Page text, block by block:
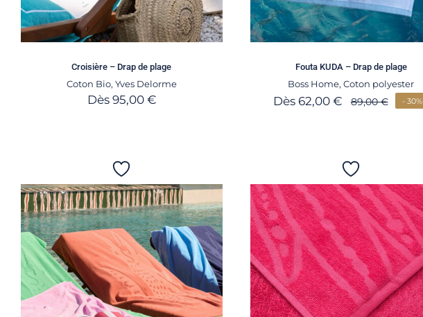
Croisière – Drap de plage
Coton Bio, Yves Delorme
Dès 95,00 €
Fouta KUDA – Drap de plage
Boss Home,Coton polyester
Dès 62,00 € 89,00€ - 30%